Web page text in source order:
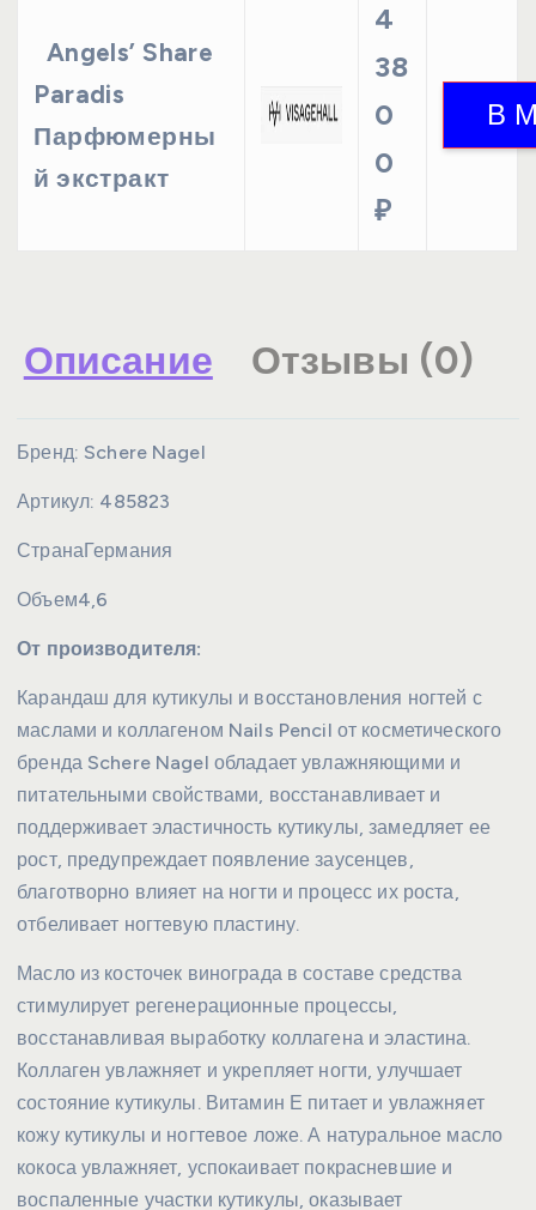
Angels’ Share
Paradis
Парфюмерны
й экстракт
4
38
0
0
₽
Описание Отзывы (0)
Бренд: Schere Nagel
Артикул: 485823
СтранаГермания
Объем4,6
От производителя:
Карандаш для кутикулы и восстановления ногтей с
маслами и коллагеном Nails Pencil от косметического
бренда Schere Nagel обладает увлажняющими и
питательными свойствами, восстанавливает и
поддерживает эластичность кутикулы, замедляет ее
рост, предупреждает появление заусенцев,
благотворно влияет на ногти и процесс их роста,
отбеливает ногтевую пластину.
Масло из косточек винограда в составе средства
стимулирует регенерационные процессы,
восстанавливая выработку коллагена и эластина.
Коллаген увлажняет и укрепляет ногти, улучшает
состояние кутикулы. Витамин Е питает и увлажняет
кожу кутикулы и ногтевое ложе. А натуральное масло
кокоса увлажняет, успокаивает покрасневшие и
воспаленные участки кутикулы, оказывает